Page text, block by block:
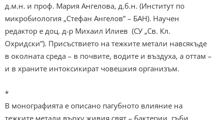
д.м.н. и проф. Мария Ангелова, д.б.н. (Институт по
микробиология „Стефан Ангелов” – БАН). Научен
редактор е доц. д-р Михаил Илиев (СУ „Св. Кл.
Охридски”). Присъствието на тежките метали навсякъде
в околната среда – в почвите, водите и въздуха, а оттам –
и в храните интоксикират човешкия организъм.
*
В монографията е описано пагубното влияние на
тежките метали върху живия свят – бактерии, гъби,